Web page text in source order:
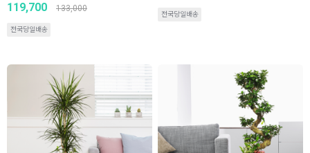
119,700 133,000
전국당일배송
전국당일배송